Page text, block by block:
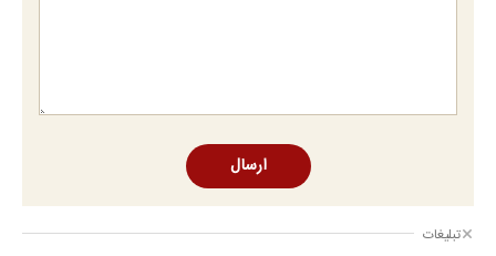
ارسال
تبلیغات